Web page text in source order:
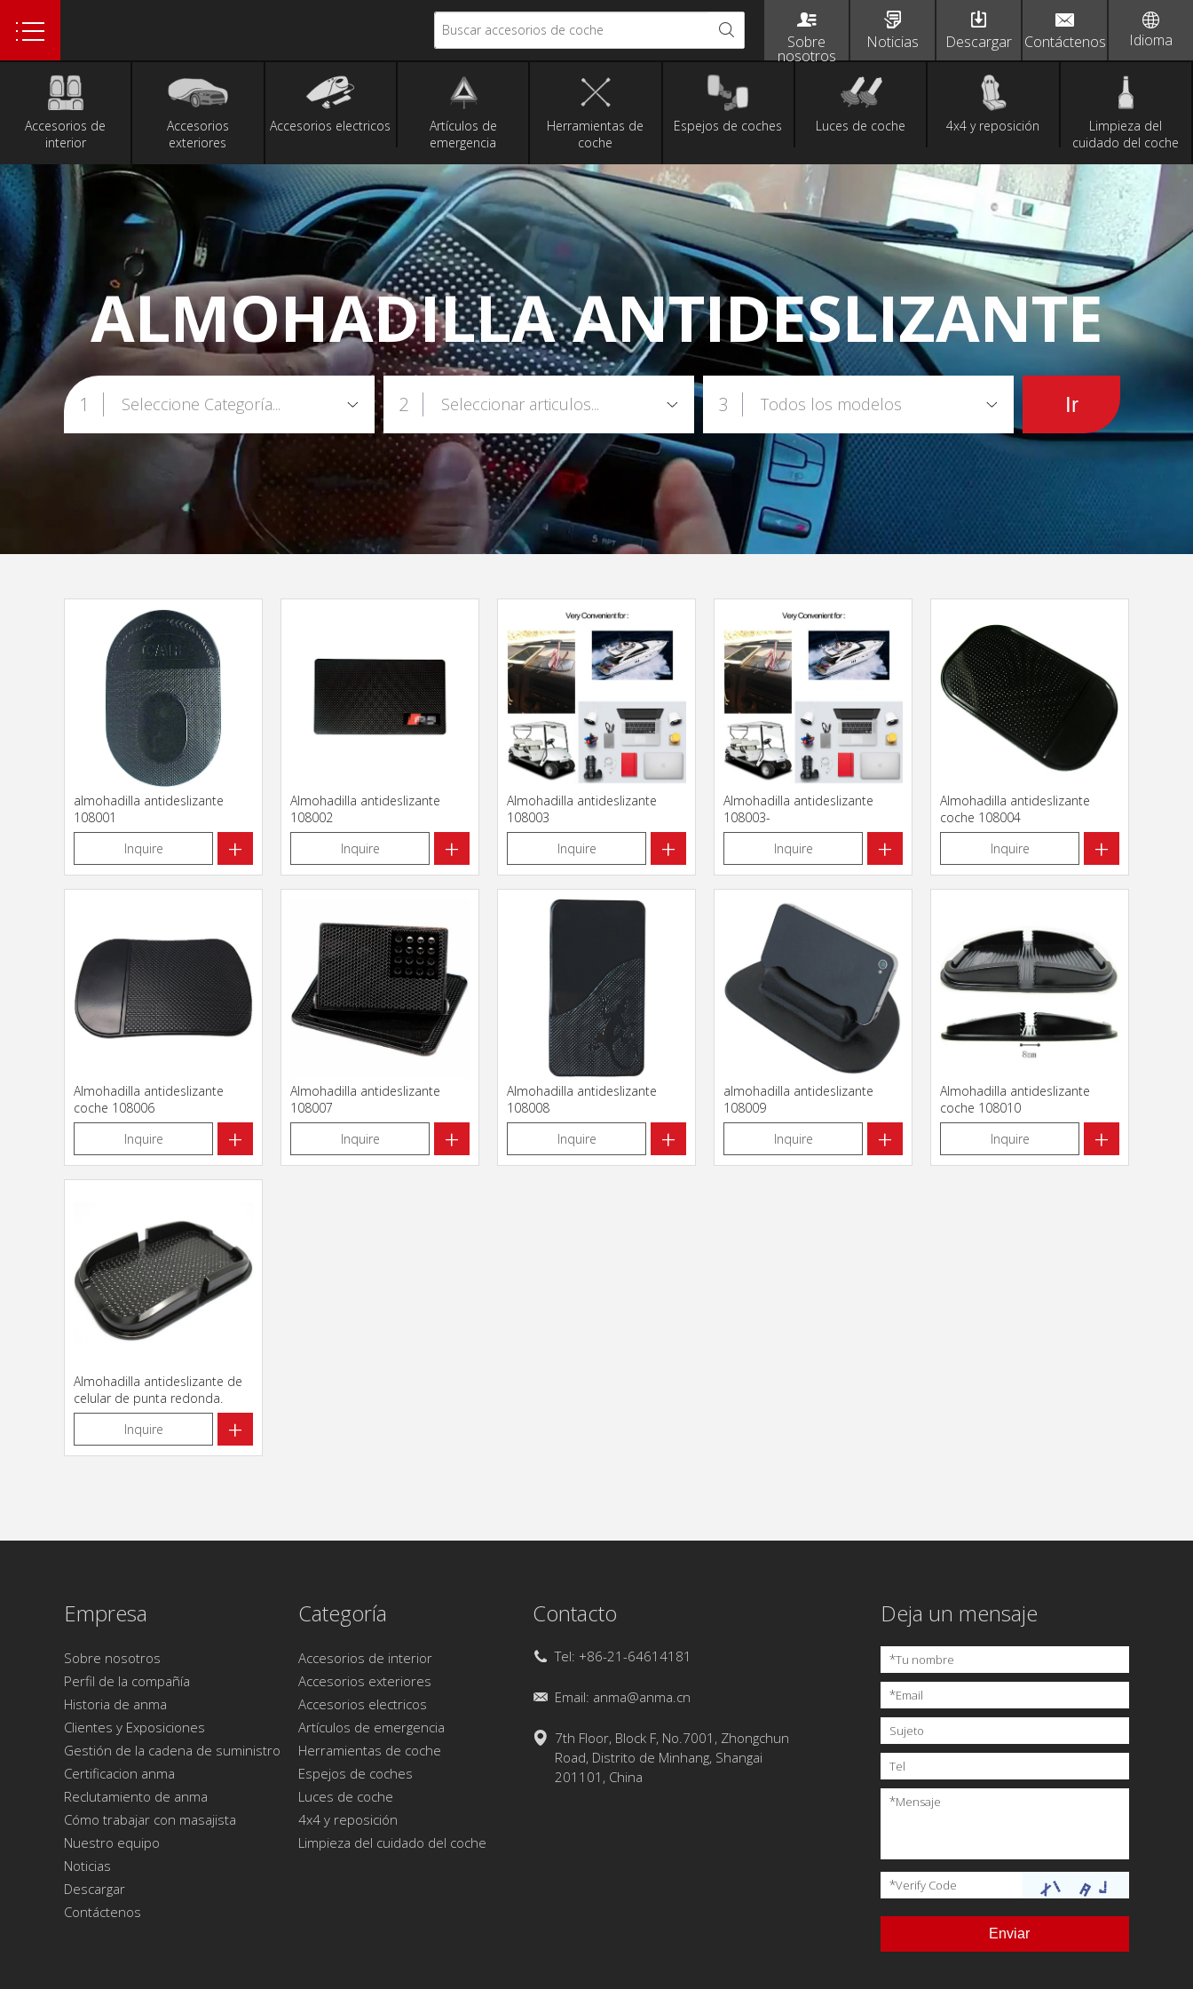
Sobre
nosotros
Noticias Descargar Contáctenos
Buscar accesorios de coche
Accesorios de
interior
Accesorios
exteriores
Accesorios electricos
Artículos de
emergencia
Herramientas de
coche
Espejos de coches Luces de coche 4x4 y reposición
Limpieza del
cuidado del coche
Idioma
ALMOHADILLA ANTIDESLIZANTE
1 Seleccione Categoría... 2 Seleccionar articulos... 3 Todos los modelos
almohadilla antideslizante
108001
Inquire
+
Almohadilla antideslizante
108002
Inquire
+
Almohadilla antideslizante
108003
Inquire
+
Almohadilla antideslizante
108003-
Inquire
+
Almohadilla antideslizante
coche 108004
Inquire
+
Almohadilla antideslizante
coche 108006
Inquire
+
Almohadilla antideslizante
108007
Inquire
+
Almohadilla antideslizante
108008
Inquire
+
almohadilla antideslizante
108009
Inquire
+
Almohadilla antideslizante
coche 108010
Inquire
+
Almohadilla antideslizante de
celular de punta redonda.
Inquire
+
Empresa
Sobre nosotros
Perfil de la compañía
Historia de anma
Clientes y Exposiciones
Gestión de la cadena de suministro
Certificacion anma
Reclutamiento de anma
Cómo trabajar con masajista
Nuestro equipo
Noticias
Descargar
Contáctenos
Categoría
Accesorios de interior
Accesorios exteriores
Accesorios electricos
Artículos de emergencia
Herramientas de coche
Espejos de coches
Luces de coche
4x4 y reposición
Limpieza del cuidado del coche
Contacto
Tel: +86-21-64614181
Email: anma@anma.cn
7th Floor, Block F, No.7001, Zhongchun
Road, Distrito de Minhang, Shangai
201101, China
Deja un mensaje
*Tu nombre
*Email
Sujeto
Tel
*Mensaje
*Verify Code